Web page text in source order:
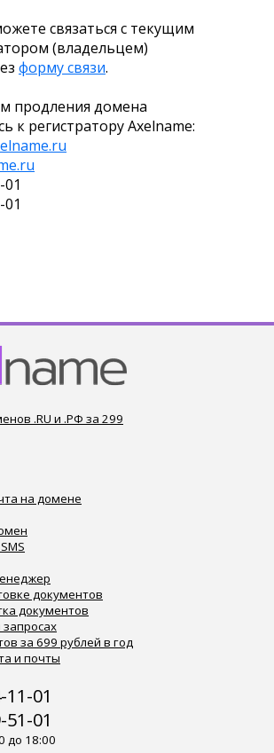
связаться с текущим
(владельцем)
форму связи.
продления домена
к регистратору Axelname:
.RU и .РФ за 299
на домене
документов
документов
за 699 рублей в год
и почты
11-01
51-01
до 18:00